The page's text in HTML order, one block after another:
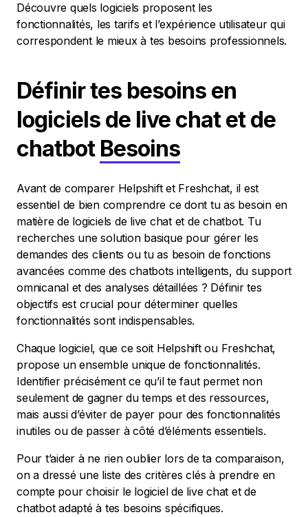
Découvre quels logiciels proposent les
fonctionnalités, les tarifs et l’expérience utilisateur qui
correspondent le mieux à tes besoins professionnels.
Définir tes besoins en
logiciels de live chat et de
chatbot Besoins
Avant de comparer Helpshift et Freshchat, il est
essentiel de bien comprendre ce dont tu as besoin en
matière de logiciels de live chat et de chatbot. Tu
recherches une solution basique pour gérer les
demandes des clients ou tu as besoin de fonctions
avancées comme des chatbots intelligents, du support
omnicanal et des analyses détaillées ? Définir tes
objectifs est crucial pour déterminer quelles
fonctionnalités sont indispensables.
Chaque logiciel, que ce soit Helpshift ou Freshchat,
propose un ensemble unique de fonctionnalités.
Identifier précisément ce qu’il te faut permet non
seulement de gagner du temps et des ressources,
mais aussi d’éviter de payer pour des fonctionnalités
inutiles ou de passer à côté d’éléments essentiels.
Pour t’aider à ne rien oublier lors de ta comparaison,
on a dressé une liste des critères clés à prendre en
compte pour choisir le logiciel de live chat et de
chatbot adapté à tes besoins spécifiques.